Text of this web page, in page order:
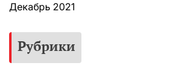
Декабрь 2021
Рубрики